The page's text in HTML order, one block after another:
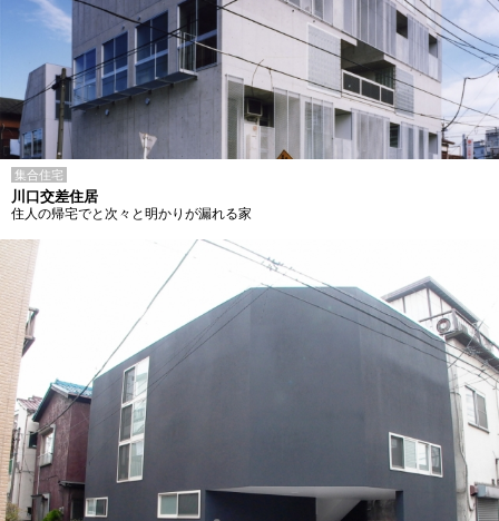
集合住宅
川口交差住居
住人の帰宅でと次々と明かりが漏れる家